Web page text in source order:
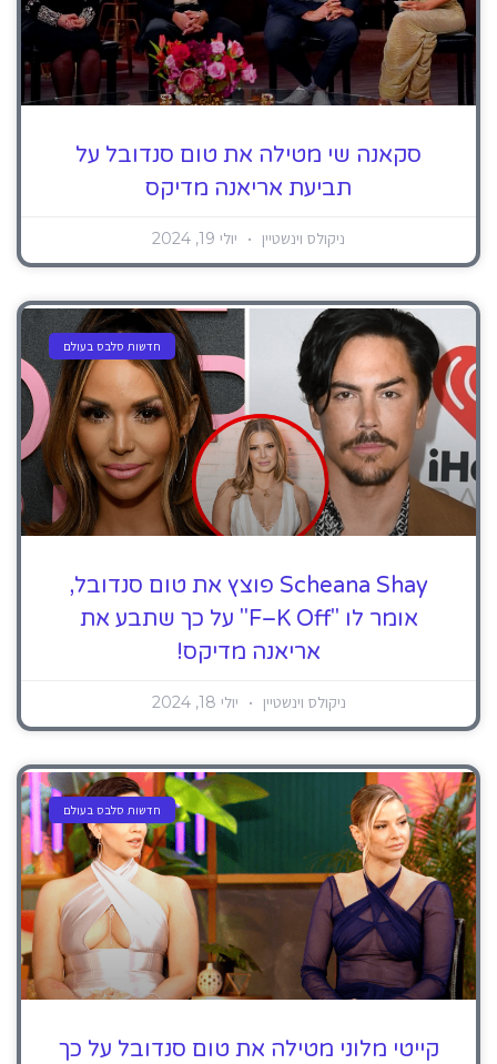
סקאנה שי מטילה את טום סנדובל על
תביעת אריאנה מדיקס
ניקולס וינשטיין יולי 19, 2024
חדשות סלבס בעולם
Scheana Shay פוצץ את טום סנדובל,
אומר לו "F–K Off" על כך שתבע את
אריאנה מדיקס!
ניקולס וינשטיין יולי 18, 2024
חדשות סלבס בעולם
קייטי מלוני מטילה את טום סנדובל על כך